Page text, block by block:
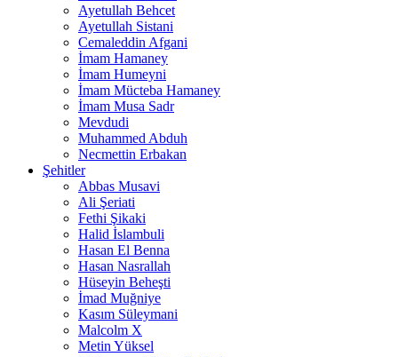
Ayetullah Behcet
Ayetullah Sistani
Cemaleddin Afgani
İmam Hamaney
İmam Humeyni
İmam Mücteba Hamaney
İmam Musa Sadr
Mevdudi
Muhammed Abduh
Necmettin Erbakan
Şehitler
Abbas Musavi
Ali Şeriati
Fethi Şikaki
Halid İslambuli
Hasan El Benna
Hasan Nasrallah
Hüseyin Beheşti
İmad Muğniye
Kasım Süleymani
Malcolm X
Metin Yüksel